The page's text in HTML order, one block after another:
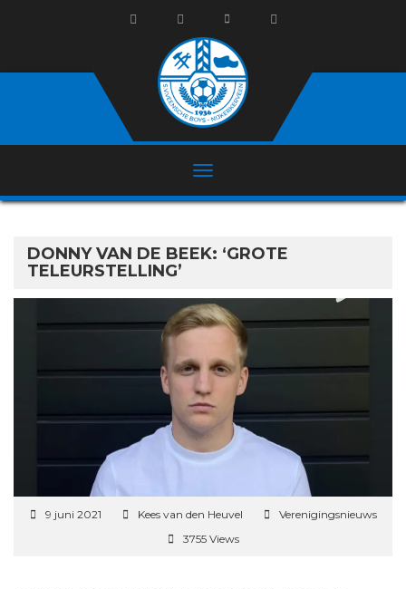
DONNY VAN DE BEEK: ‘GROTE
TELEURSTELLING’
9 juni 2021 Kees van den Heuvel
Verenigingsnieuws
3755 Views